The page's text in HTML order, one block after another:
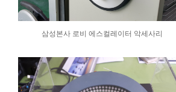
삼성본사 로비 에스컬레이터 악세사리